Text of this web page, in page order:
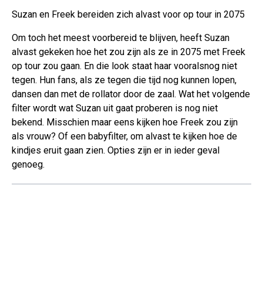
Suzan en Freek bereiden zich alvast voor op tour in 2075
Om toch het meest voorbereid te blijven, heeft Suzan
alvast gekeken hoe het zou zijn als ze in 2075 met Freek
op tour zou gaan. En die look staat haar vooralsnog niet
tegen. Hun fans, als ze tegen die tijd nog kunnen lopen,
dansen dan met de rollator door de zaal. Wat het volgende
filter wordt wat Suzan uit gaat proberen is nog niet
bekend. Misschien maar eens kijken hoe Freek zou zijn
als vrouw? Of een babyfilter, om alvast te kijken hoe de
kindjes eruit gaan zien. Opties zijn er in ieder geval
genoeg.